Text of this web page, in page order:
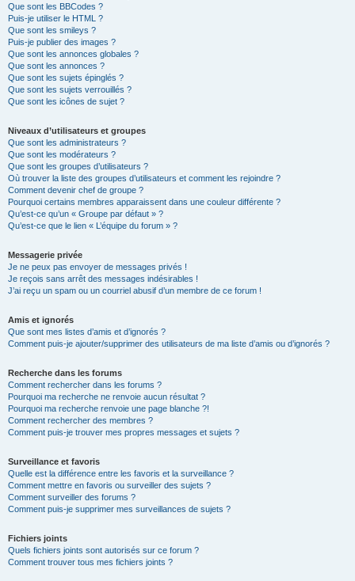
Que sont les BBCodes ?
Puis-je utiliser le HTML ?
Que sont les smileys ?
Puis-je publier des images ?
Que sont les annonces globales ?
Que sont les annonces ?
Que sont les sujets épinglés ?
Que sont les sujets verrouillés ?
Que sont les icônes de sujet ?
Niveaux d’utilisateurs et groupes
Que sont les administrateurs ?
Que sont les modérateurs ?
Que sont les groupes d’utilisateurs ?
Où trouver la liste des groupes d’utilisateurs et comment les rejoindre ?
Comment devenir chef de groupe ?
Pourquoi certains membres apparaissent dans une couleur différente ?
Qu’est-ce qu’un « Groupe par défaut » ?
Qu’est-ce que le lien « L’équipe du forum » ?
Messagerie privée
Je ne peux pas envoyer de messages privés !
Je reçois sans arrêt des messages indésirables !
J’ai reçu un spam ou un courriel abusif d’un membre de ce forum !
Amis et ignorés
Que sont mes listes d’amis et d’ignorés ?
Comment puis-je ajouter/supprimer des utilisateurs de ma liste d’amis ou d’ignorés ?
Recherche dans les forums
Comment rechercher dans les forums ?
Pourquoi ma recherche ne renvoie aucun résultat ?
Pourquoi ma recherche renvoie une page blanche ?!
Comment rechercher des membres ?
Comment puis-je trouver mes propres messages et sujets ?
Surveillance et favoris
Quelle est la différence entre les favoris et la surveillance ?
Comment mettre en favoris ou surveiller des sujets ?
Comment surveiller des forums ?
Comment puis-je supprimer mes surveillances de sujets ?
Fichiers joints
Quels fichiers joints sont autorisés sur ce forum ?
Comment trouver tous mes fichiers joints ?